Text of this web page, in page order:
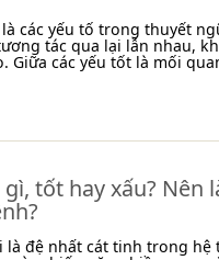
các yếu tố trong thuyết
tác qua lại lẫn nhau,
Giữa các yếu tốt là mối
tốt hay xấu? Nên
là đệ nhất cát tinh trong hệ